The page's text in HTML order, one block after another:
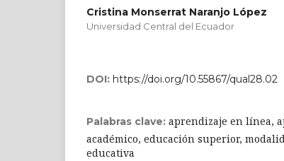
Cristina Monserrat Naranjo López
Universidad Central del Ecuador
DOI: https://doi.org/10.55867/qual28.02
Palabras clave: aprendizaje en línea,
académico, educación superior,
educativa